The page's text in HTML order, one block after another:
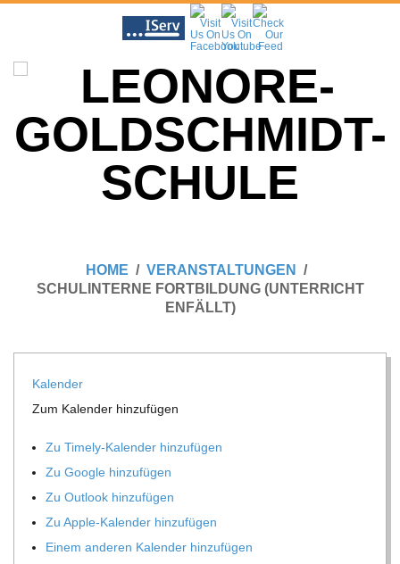
content
N
O
R
E
HOME
VERANSTALTUNGEN
SCHULINTERNE FORTBILDUNG (UNTERRICHT
ENFÄLLT)
Kalen­der
Zum Kalen­der hinzufügen
Zu Timely-Kalen­der hinzufügen
Zu Google hinzufügen
Zu Out­look hinzufügen
Zu Apple-Kalen­der hinzufügen
Einem ande­ren Kalen­der hinzufügen